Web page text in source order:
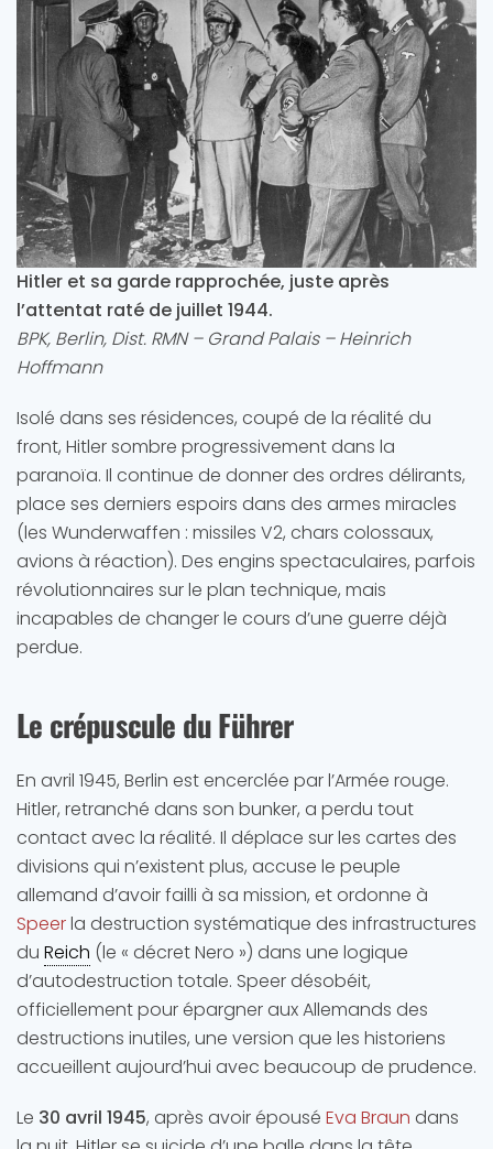
Hitler et sa garde rapprochée, juste après
l’attentat raté de juillet 1944.
BPK, Berlin, Dist. RMN – Grand Palais – Heinrich
Hoffmann
Isolé dans ses résidences, coupé de la réalité du
front, Hitler sombre progressivement dans la
paranoïa. Il continue de donner des ordres délirants,
place ses derniers espoirs dans des armes miracles
(les Wunderwaffen : missiles V2, chars colossaux,
avions à réaction). Des engins spectaculaires, parfois
révolutionnaires sur le plan technique, mais
incapables de changer le cours d’une guerre déjà
perdue.
Le crépuscule du Führer
En avril 1945, Berlin est encerclée par l’Armée rouge.
Hitler, retranché dans son bunker, a perdu tout
contact avec la réalité. Il déplace sur les cartes des
divisions qui n’existent plus, accuse le peuple
allemand d’avoir failli à sa mission, et ordonne à
Speerla destruction systématique des infrastructures
du Reich (le « décret Nero ») dans une logique
d’autodestruction totale. Speer désobéit,
officiellement pour épargner aux Allemands des
destructions inutiles, une version que les historiens
accueillent aujourd’hui avec beaucoup de prudence.
Le 30 avril 1945, après avoir épousé Eva Braun dans